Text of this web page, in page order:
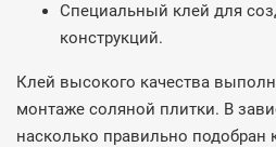
Специальный клей для
конструкций.
Клей высокого качества
монтаже соляной плитки. В
насколько правильно подобран